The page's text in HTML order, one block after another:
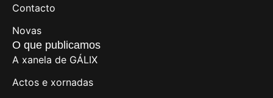
Contacto
Novas
O que publicamos
A xanela de GÁLIX
Actos e xornadas